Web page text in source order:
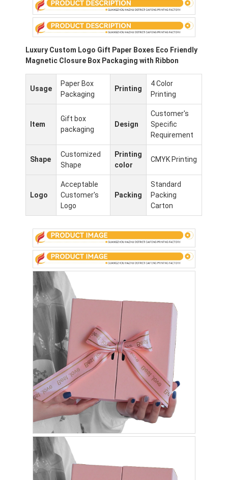
О нас
Экскурсия по заводу
Контроль качества
печать упаковочных коробок
Косметическая упаковывая коробка
Коробка для упаковки электроники
Твердая подарочная коробка
складная бумажная коробка
дисплейная коробка
Торговые вилки
Наклейка с наклейкой
Сумка лицевой маски упаковывая
Печать брошюр на заказ
Красный пакет по заказу
Luxury Custom Logo Gift Paper Boxes Eco Friendly
Magnetic Closure Box Packaging with Ribbon
Usage
Paper Box
Packaging
Printing
4 Color
Printing
Item
Gift box
packaging
Design
Customer's
Specific
Requirement
Shape
Customized
Shape
Printing
color
CMYK Printing
Logo
Acceptable
Customer's
Logo
Packing
Standard
Packing
Carton